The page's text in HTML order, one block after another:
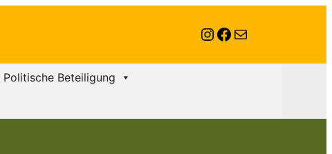
Instagram
Facebook
E-Mail
Politische Beteiligung